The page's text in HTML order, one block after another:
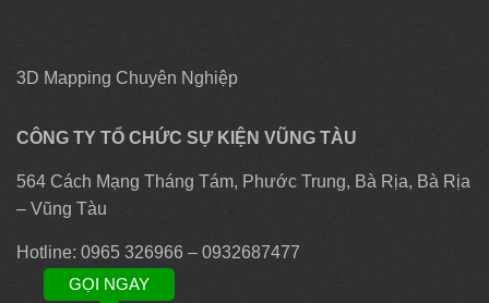
3D Mapping Chuyên Nghiệp
CÔNG TY TỔ CHỨC SỰ KIỆN VŨNG TÀU
564 Cách Mạng Tháng Tám, Phước Trung, Bà Rịa, Bà Rịa
– Vũng Tàu
Hotline: 0965 326966 – 0932687477
GỌI NGAY